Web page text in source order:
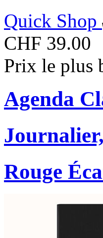
Quick Shop
CHF 39.00
Prix le plus
Agenda
Rouge